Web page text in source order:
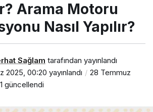
Arama Motoru
Nasıl Yapılır?
Sağlam tarafından yayınlandı
2025, 00:20 yayınlandı
28 Temmuz
güncellendi